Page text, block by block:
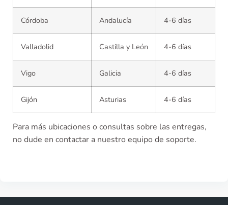
Córdoba Andalucía 4-6 días
Valladolid Castilla y León 4-6 días
Vigo Galicia 4-6 días
Gijón Asturias 4-6 días
Para más ubicaciones o consultas sobre las entregas,
no dude en contactar a nuestro equipo de soporte.